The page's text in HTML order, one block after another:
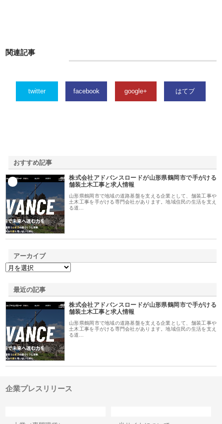
関連記事
twitter facebook google+ はてブ
おすすめ記事
株式会社アドバンスロードが山形県鶴岡市で手がける
舗装土木工事と求人情報
山形県鶴岡市で地域の道路基盤を支える企業として、舗装工事や
土木工事を手がける専門会社があります。地域住民の生活を支え
る道…
アーカイブ
最近の記事
株式会社アドバンスロードが山形県鶴岡市で手がける
舗装土木工事と求人情報
山形県鶴岡市で地域の道路基盤を支える企業として、舗装工事や
土木工事を手がける専門会社があります。地域住民の生活を支え
る道…
企業プレスリリース